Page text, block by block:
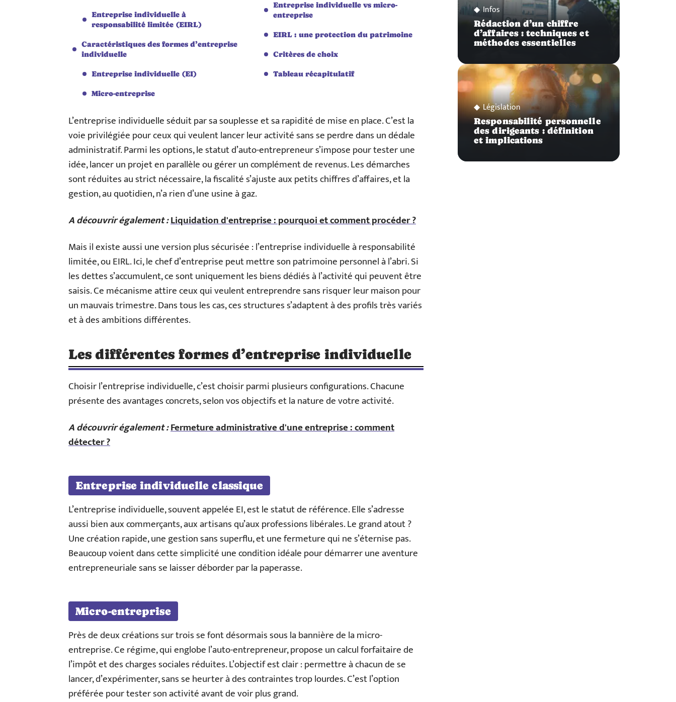
Entreprise individuelle à
responsabilité limitée (EIRL)
Caractéristiques des formes d’entreprise
individuelle
Entreprise individuelle (EI)
Micro-entreprise
Entreprise individuelle vs micro-
entreprise
EIRL : une protection du patrimoine
Critères de choix
Tableau récapitulatif
L’entreprise individuelle séduit par sa souplesse et sa rapidité de mise en place. C’est la
voie privilégiée pour ceux qui veulent lancer leur activité sans se perdre dans un dédale
administratif. Parmi les options, le statut d’auto-entrepreneur s’impose pour tester une
idée, lancer un projet en parallèle ou gérer un complément de revenus. Les démarches
sont réduites au strict nécessaire, la fiscalité s’ajuste aux petits chiffres d’affaires, et la
gestion, au quotidien, n’a rien d’une usine à gaz.
A découvrir également :Liquidation d'entreprise : pourquoi et comment procéder ?
Mais il existe aussi une version plus sécurisée : l’entreprise individuelle à responsabilité
limitée, ou EIRL. Ici, le chef d’entreprise peut mettre son patrimoine personnel à l’abri. Si
les dettes s’accumulent, ce sont uniquement les biens dédiés à l’activité qui peuvent être
saisis. Ce mécanisme attire ceux qui veulent entreprendre sans risquer leur maison pour
un mauvais trimestre. Dans tous les cas, ces structures s’adaptent à des profils très variés
et à des ambitions différentes.
Les différentes formes d’entreprise individuelle
Choisir l’entreprise individuelle, c’est choisir parmi plusieurs configurations. Chacune
présente des avantages concrets, selon vos objectifs et la nature de votre activité.
A découvrir également :Fermeture administrative d'une entreprise : comment
détecter ?
Entreprise individuelle classique
L’entreprise individuelle, souvent appelée EI, est le statut de référence. Elle s’adresse
aussi bien aux commerçants, aux artisans qu’aux professions libérales. Le grand atout ?
Une création rapide, une gestion sans superflu, et une fermeture qui ne s’éternise pas.
Beaucoup voient dans cette simplicité une condition idéale pour démarrer une aventure
entrepreneuriale sans se laisser déborder par la paperasse.
Micro-entreprise
Près de deux créations sur trois se font désormais sous la bannière de la micro-
entreprise. Ce régime, qui englobe l’auto-entrepreneur, propose un calcul forfaitaire de
l’impôt et des charges sociales réduites. L’objectif est clair : permettre à chacun de se
lancer, d’expérimenter, sans se heurter à des contraintes trop lourdes. C’est l’option
préférée pour tester son activité avant de voir plus grand.
Infos
Rédaction d’un chiffre
d’affaires : techniques et
méthodes essentielles
Législation
Responsabilité personnelle
des dirigeants : définition
et implications